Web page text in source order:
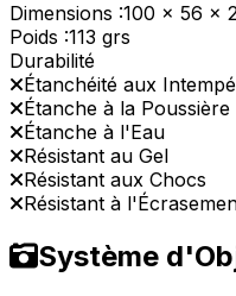
Dimensions :100 x 56 x
Poids :113 grs
Durabilité
Étanchéité aux
Étanche à la Poussière
Étanche à l'Eau
Résistant au Gel
Résistant aux Chocs
Résistant à
Système